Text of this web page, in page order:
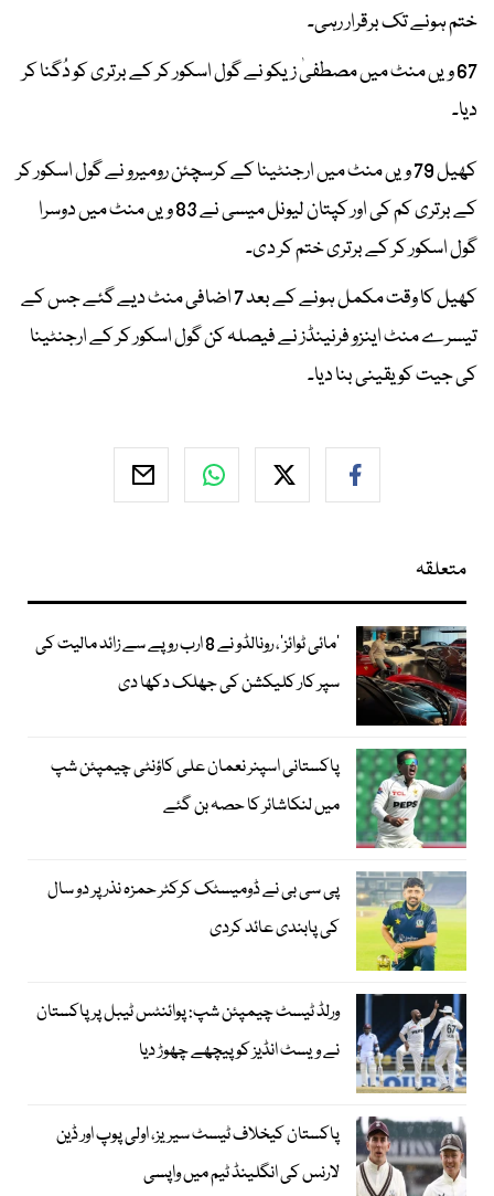
ختم ہونے تک برقرار رہی۔
67 ویں منٹ میں مصطفیٰ زیکو نے گول اسکور کر کے برتری کو دُگنا کر
دیا۔
کھیل 79 ویں منٹ میں ارجنٹینا کے کرسچئن رومیرو نے گول اسکور کر
کے برتری کم کی اور کپتان لیونل میسی نے 83 ویں منٹ میں دوسرا
گول اسکور کر کے برتری ختم کر دی۔
کھیل کا وقت مکمل ہونے کے بعد 7 اضافی منٹ دیے گئے جس کے
تیسرے منٹ اینزو فرنینڈز نے فیصلہ کن گول اسکور کر کے ارجنٹینا
کی جیت کو یقینی بنا دیا۔
متعلقہ
’مائی ٹوائز‘، رونالڈو نے 8 ارب روپے سے زائد مالیت کی
سپر کار کلیکشن کی جھلک دکھا دی
پاکستانی اسپنر نعمان علی کاؤنٹی چیمپئن شپ
میں لنکاشائر کا حصہ بن گئے
پی سی بی نے ڈومیسٹک کرکٹر حمزہ نذر پر دو سال
کی پابندی عائد کردی
ورلڈ ٹیسٹ چیمپئن شپ: پوائنٹس ٹیبل پر پاکستان
نے ویسٹ انڈیز کو پیچھے چھوڑ دیا
پاکستان کیخلاف ٹیسٹ سیریز، اولی پوپ اور ڈین
لارنس کی انگلینڈ ٹیم میں واپسی